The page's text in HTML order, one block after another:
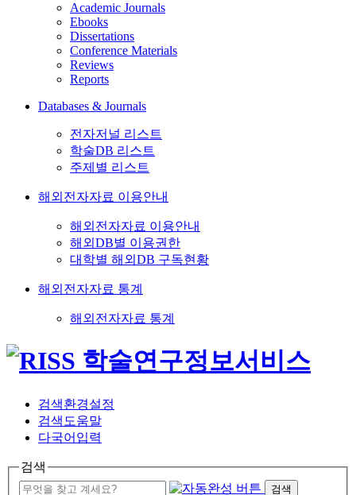
Academic Journals
Ebooks
Dissertations
Conference Materials
Reviews
Reports
Databases & Journals
전자저널 리스트
학술DB 리스트
주제별 리스트
해외전자자료 이용안내
해외전자자료 이용안내
해외DB별 이용권한
대학별 해외DB 구독현황
해외전자자료 통계
해외전자자료 통계
검색환경설정
검색도움말
다국어입력
검색
검색